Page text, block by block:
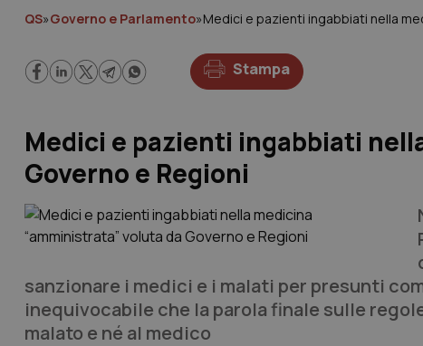
QS»Governo e Parlamento»Medici e pazienti ingabbiati nella
Stampa
Medici e pazienti ingabbiati
Governo e Regioni
sanzionare i medici e i malati per presunti
inequivocabile che la parola finale sulle
malato e né al medico